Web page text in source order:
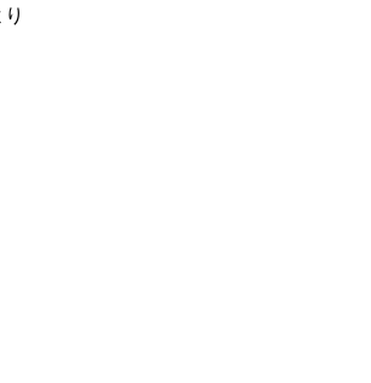
り